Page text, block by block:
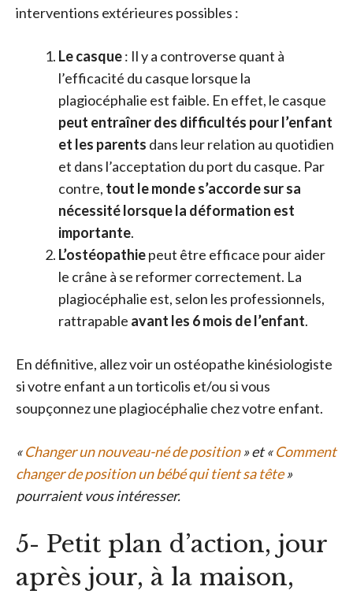
interventions extérieures possibles :
Le casque: Il y a controverse quant à
l’efficacité du casque lorsque la
plagiocéphalie est faible. En effet, le casque
peut entraîner des difficultés pour l’enfant
et les parents dans leur relation au quotidien
et dans l’acceptation du port du casque. Par
contre, tout le monde s’accorde sur sa
nécessité lorsque la déformation est
importante.
L’ostéopathiepeut être efficace pour aider
le crâne à se reformer correctement. La
plagiocéphalie est, selon les professionnels,
rattrapable avant les 6 mois de l’enfant.
En définitive, allez voir un ostéopathe kinésiologiste
si votre enfant a un torticolis et/ou si vous
soupçonnez une plagiocéphalie chez votre enfant.
«Changer un nouveau-né de position» et «Comment
changer de position un bébé qui tient sa tête»
pourraient vous intéresser.
5- Petit plan d’action, jour
après jour, à la maison,